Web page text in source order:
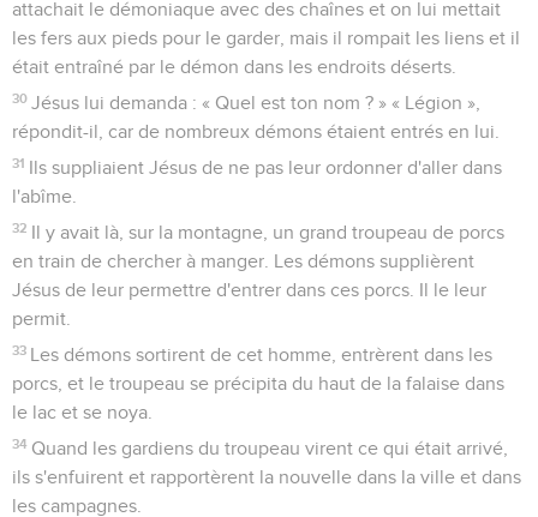
attachait le démoniaque avec des chaînes et on lui mettait
les fers aux pieds pour le garder, mais il rompait les liens et il
était entraîné par le démon dans les endroits déserts.
30 Jésus lui demanda : « Quel est ton nom ? » « Légion »,
répondit-il, car de nombreux démons étaient entrés en lui.
31 Ils suppliaient Jésus de ne pas leur ordonner d'aller dans
l'abîme.
32 Il y avait là, sur la montagne, un grand troupeau de porcs
en train de chercher à manger. Les démons supplièrent
Jésus de leur permettre d'entrer dans ces porcs. Il le leur
permit.
33 Les démons sortirent de cet homme, entrèrent dans les
porcs, et le troupeau se précipita du haut de la falaise dans
le lac et se noya.
34 Quand les gardiens du troupeau virent ce qui était arrivé,
ils s'enfuirent et rapportèrent la nouvelle dans la ville et dans
les campagnes.